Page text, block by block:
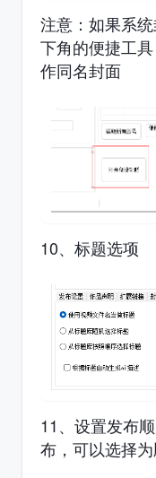
注意：如果系
下角的便捷工
作同名封面
10、标题选项
11、设置发布
布，可以选择